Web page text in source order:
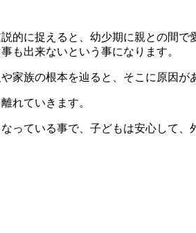
的に捉えると、幼少期に親との間
も出来ないという事になります。
家族の根本を辿ると、そこに原因が
れていきます。
っている事で、子どもは安心して、